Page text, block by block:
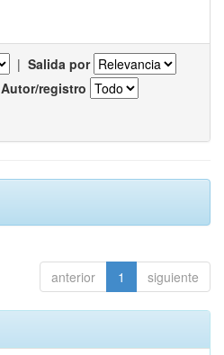
| Salida por
Autor/registro
anterior 1 siguiente